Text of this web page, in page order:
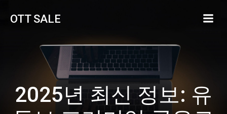
OTT SALE
2025년 최신 정보: 유